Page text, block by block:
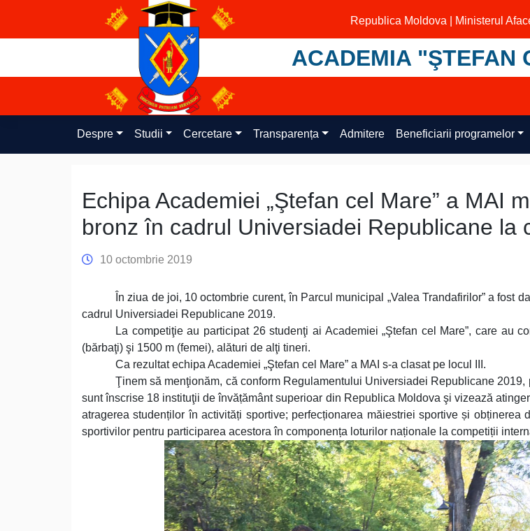
content
Republica Moldova | Ministerul
ACADEMIA "ŞTEFAN
Despre Studii Cercetare Transparența Admitere Beneficiarii programelor
Echipa Academiei „Ştefan cel Mare” a MAI
bronz în cadrul Universiadei Republicane la
10 octombrie 2019
În ziua de joi, 10 octombrie curent, în Parcul municipal „Valea Trandafirilor” a fost
cadrul Universiadei Republicane 2019.
La competiţie au participat 26 studenţi ai Academiei „Ştefan cel Mare”, care au
(bărbaţi) şi 1500 m (femei), alături de alţi tineri.
Ca rezultat echipa Academiei „Ştefan cel Mare” a MAI s-a clasat pe locul III.
Ţinem să menţionăm, că conform Regulamentului Universiadei Republicane 2019,
sunt înscrise 18 instituţii de învățământ superioar din Republica Moldova şi vizează
atragerea studenților în activități sportive; perfecționarea măiestriei sportive și obținerea
sportivilor pentru participarea acestora în componența loturilor naționale la competiții